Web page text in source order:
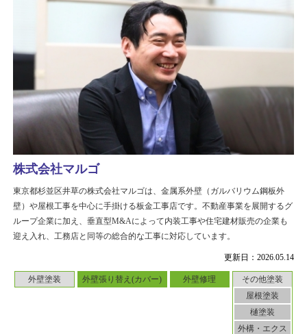
更新日：2026.05.14
外壁塗装 外壁張り替え(カバー) 外壁修理
その他塗装
屋根塗装
樋塗装
外構・エクス
株式会社マルゴ
東京都杉並区井草の株式会社マルゴは、金属系外壁（ガルバリウム鋼板外
壁）や屋根工事を中心に手掛ける板金工事店です。不動産事業を展開するグ
ループ企業に加え、垂直型M&Aによって内装工事や住宅建材販売の企業も
迎え入れ、工務店と同等の総合的な工事に対応しています。